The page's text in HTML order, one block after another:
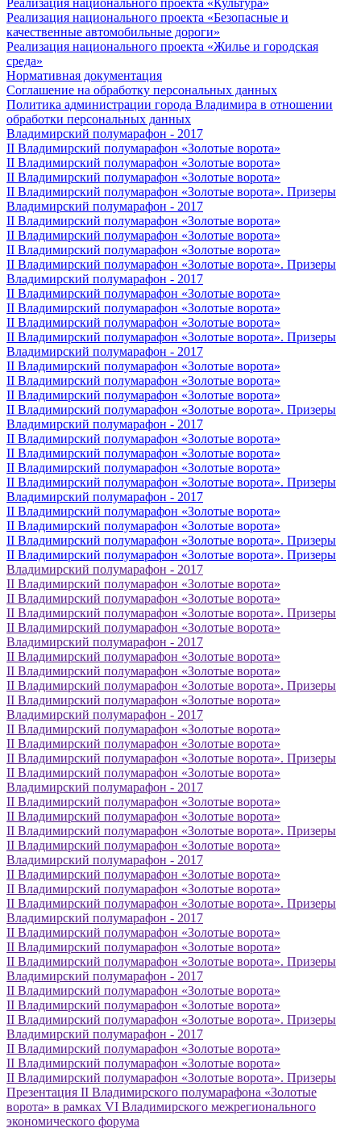
Реализация национального проекта «Культура»
Реализация национального проекта «Безопасные и
качественные автомобильные дороги»
Реализация национального проекта «Жилье и городская
среда»
Нормативная документация
Соглашение на обработку персональных данных
Политика администрации города Владимира в отношении
обработки персональных данных
Владимирский полумарафон - 2017
II Владимирский полумарафон «Золотые ворота»
II Владимирский полумарафон «Золотые ворота»
II Владимирский полумарафон «Золотые ворота»
II Владимирский полумарафон «Золотые ворота». Призеры
Владимирский полумарафон - 2017
II Владимирский полумарафон «Золотые ворота»
II Владимирский полумарафон «Золотые ворота»
II Владимирский полумарафон «Золотые ворота»
II Владимирский полумарафон «Золотые ворота». Призеры
Владимирский полумарафон - 2017
II Владимирский полумарафон «Золотые ворота»
II Владимирский полумарафон «Золотые ворота»
II Владимирский полумарафон «Золотые ворота»
II Владимирский полумарафон «Золотые ворота». Призеры
Владимирский полумарафон - 2017
II Владимирский полумарафон «Золотые ворота»
II Владимирский полумарафон «Золотые ворота»
II Владимирский полумарафон «Золотые ворота»
II Владимирский полумарафон «Золотые ворота». Призеры
Владимирский полумарафон - 2017
II Владимирский полумарафон «Золотые ворота»
II Владимирский полумарафон «Золотые ворота»
II Владимирский полумарафон «Золотые ворота»
II Владимирский полумарафон «Золотые ворота». Призеры
Владимирский полумарафон - 2017
II Владимирский полумарафон «Золотые ворота»
II Владимирский полумарафон «Золотые ворота»
II Владимирский полумарафон «Золотые ворота». Призеры
II Владимирский полумарафон «Золотые ворота». Призеры
Владимирский полумарафон - 2017
II Владимирский полумарафон «Золотые ворота»
II Владимирский полумарафон «Золотые ворота»
II Владимирский полумарафон «Золотые ворота». Призеры
II Владимирский полумарафон «Золотые ворота»
Владимирский полумарафон - 2017
II Владимирский полумарафон «Золотые ворота»
II Владимирский полумарафон «Золотые ворота»
II Владимирский полумарафон «Золотые ворота». Призеры
II Владимирский полумарафон «Золотые ворота»
Владимирский полумарафон - 2017
II Владимирский полумарафон «Золотые ворота»
II Владимирский полумарафон «Золотые ворота»
II Владимирский полумарафон «Золотые ворота». Призеры
II Владимирский полумарафон «Золотые ворота»
Владимирский полумарафон - 2017
II Владимирский полумарафон «Золотые ворота»
II Владимирский полумарафон «Золотые ворота»
II Владимирский полумарафон «Золотые ворота». Призеры
II Владимирский полумарафон «Золотые ворота»
Владимирский полумарафон - 2017
II Владимирский полумарафон «Золотые ворота»
II Владимирский полумарафон «Золотые ворота»
II Владимирский полумарафон «Золотые ворота». Призеры
Владимирский полумарафон - 2017
II Владимирский полумарафон «Золотые ворота»
II Владимирский полумарафон «Золотые ворота»
II Владимирский полумарафон «Золотые ворота». Призеры
Владимирский полумарафон - 2017
II Владимирский полумарафон «Золотые ворота»
II Владимирский полумарафон «Золотые ворота»
II Владимирский полумарафон «Золотые ворота». Призеры
Владимирский полумарафон - 2017
II Владимирский полумарафон «Золотые ворота»
II Владимирский полумарафон «Золотые ворота»
II Владимирский полумарафон «Золотые ворота». Призеры
Презентация II Владимирского полумарафона «Золотые
ворота» в рамках VI Владимирского межрегионального
экономического форума